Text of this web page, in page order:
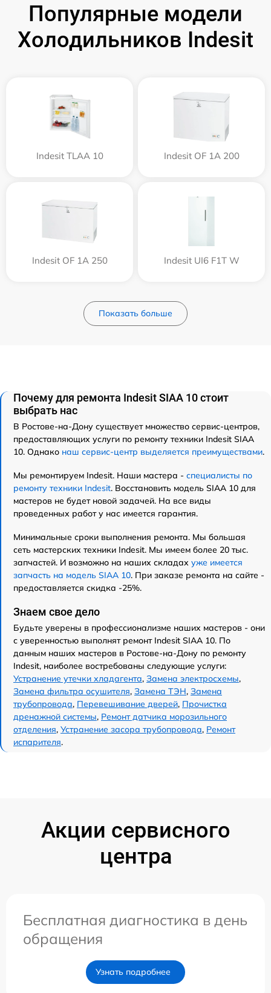
Популярные модели
Холодильников Indesit
Indesit TLAA 10 Indesit OF 1A 200
Indesit OF 1A 250 Indesit UI6 F1T W
Показать больше
Почему для ремонта Indesit SIAA 10 стоит
выбрать нас
В Ростове-на-Дону существует множество сервис-центров,
предоставляющих услуги по ремонту техники Indesit SIAA
10. Однако наш сервис-центр выделяется преимуществами.
Мы ремонтируем Indesit. Наши мастера - специалисты по
ремонту техники Indesit. Восстановить модель SIAA 10 для
мастеров не будет новой задачей. На все виды
проведенных работ у нас имеется гарантия.
Минимальные сроки выполнения ремонта. Мы большая
сеть мастерских техники Indesit. Мы имеем более 20 тыс.
запчастей. И возможно на наших складах уже имеется
запчасть на модель SIAA 10. При заказе ремонта на сайте -
предоставляется скидка -25%.
Знаем свое дело
Будьте уверены в профессионализме наших мастеров - они
с уверенностью выполнят ремонт Indesit SIAA 10. По
данным наших мастеров в Ростове-на-Дону по ремонту
Indesit, наиболее востребованы следующие услуги:
Устранение утечки хладагента, Замена электросхемы,
Замена фильтра осушителя, Замена ТЭН, Замена
трубопровода, Перевешивание дверей, Прочистка
дренажной системы, Ремонт датчика морозильного
отделения, Устранение засора трубопровода, Ремонт
испарителя.
Акции сервисного
центра
Бесплатная диагностика в день
обращения
Узнать подробнее